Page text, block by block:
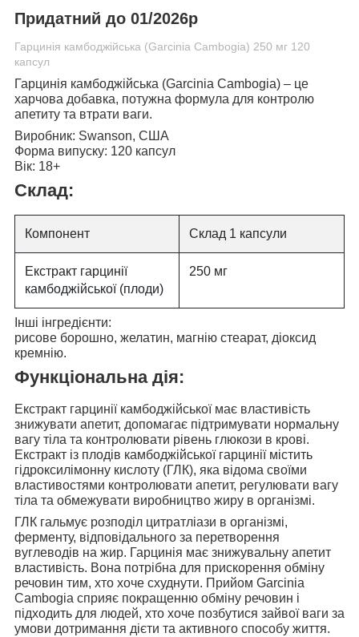
Придатний до 01/2026р
Гарцинія камбоджійська (Garcinia Cambogia) 250 мг 120
капсул
Гарцинія камбоджійська (Garcinia Cambogia) – це
харчова добавка, потужна формула для контролю
апетиту та втрати ваги.
Виробник: Swanson, США
Форма випуску: 120 капсул
Вік: 18+
Склад:
Компонент Склад 1 капсули
Екстракт гарцинії
камбоджійської (плоди)
250 мг
Інші інгредієнти:
рисове борошно, желатин, магнію стеарат, діоксид
кремнію.
Функціональна дія:
Екстракт гарцинії камбоджійської має властивість
знижувати апетит, допомагає підтримувати нормальну
вагу тіла та контролювати рівень глюкози в крові.
Екстракт із плодів камбоджійської гарцинії містить
гідроксилімонну кислоту (ГЛК), яка відома своїми
властивостями контролювати апетит, регулювати вагу
тіла та обмежувати виробництво жиру в організмі.
ГЛК гальмує розподіл цитратліази в організмі,
ферменту, відповідального за перетворення
вуглеводів на жир. Гарцинія має знижувальну апетит
властивість. Вона потрібна для прискорення обміну
речовин тим, хто хоче схуднути. Прийом Garcinia
Cambogia сприяє покращенню обміну речовин і
підходить для людей, хто хоче позбутися зайвої ваги за
умови дотримання дієти та активного способу життя.